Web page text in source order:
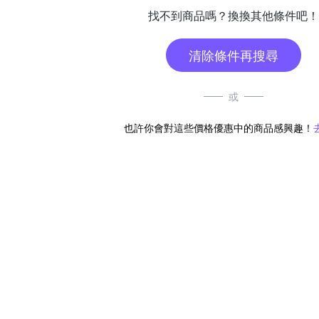
找不到商品嗎？換換其他條件吧！
清除條件再搜尋
或
也許你會對這些價格優惠中的商品感興趣！